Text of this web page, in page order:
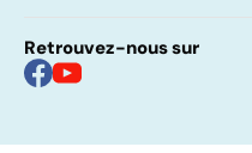
Retrouvez-nous sur